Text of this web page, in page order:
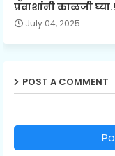
प्रवाशांनी काळजी घ्या.!
July 04, 2025
POST A COMMENT